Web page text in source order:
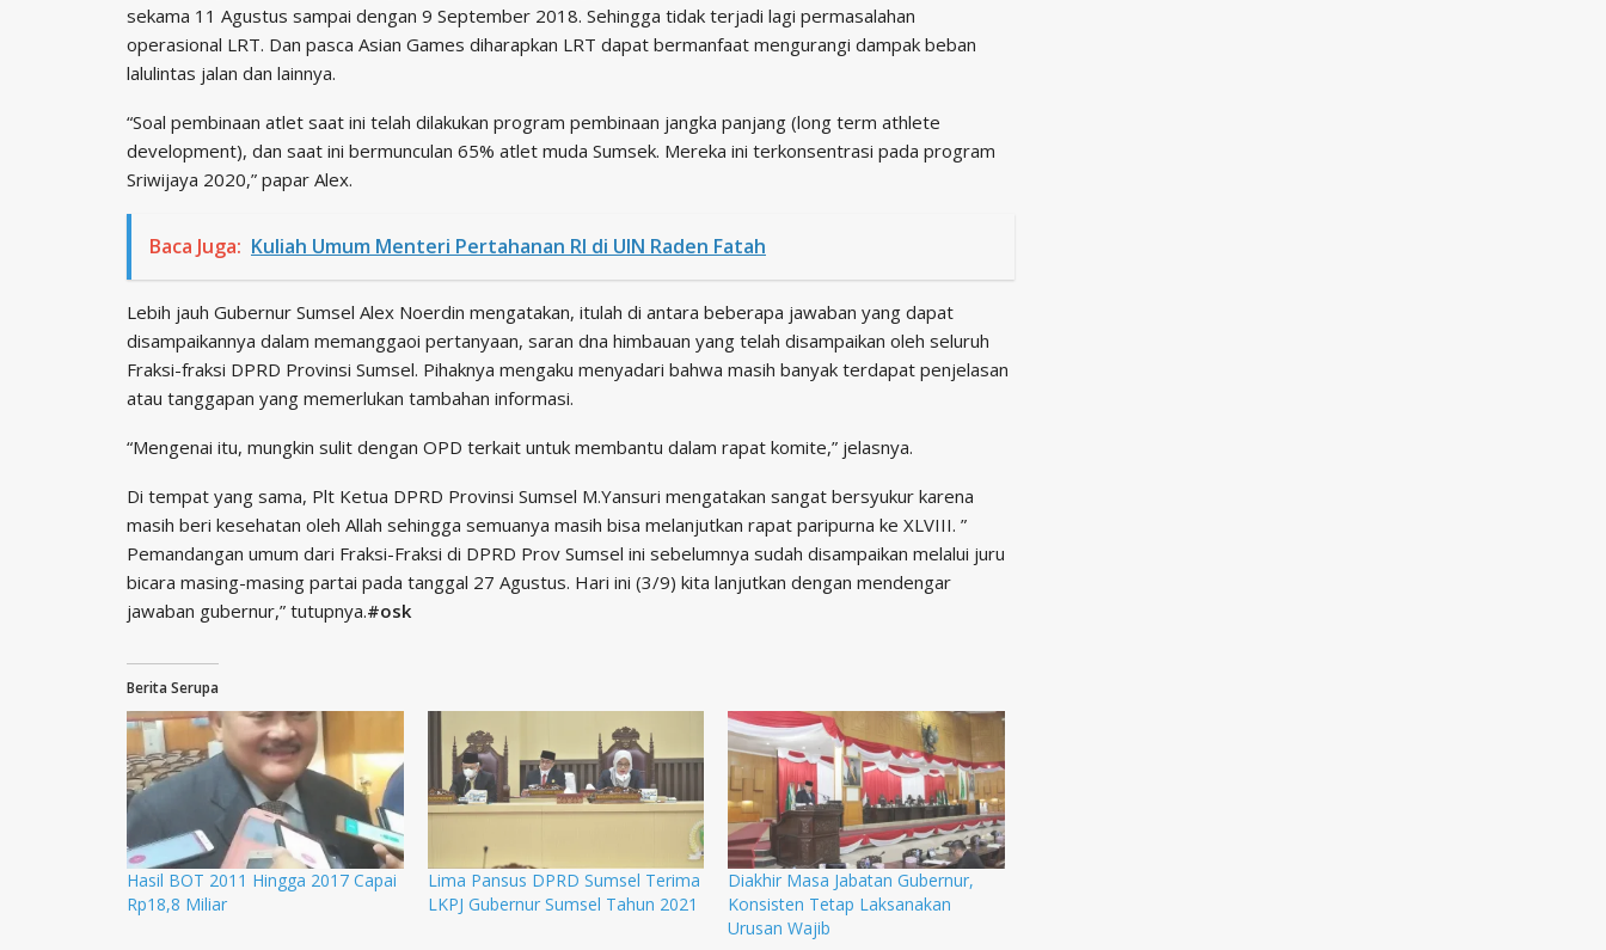
sekama 11 Agustus sampai dengan 9 September 2018. Sehingga tidak terjadi lagi permasalahan
operasional LRT. Dan pasca Asian Games diharapkan LRT dapat bermanfaat mengurangi dampak beban
lalulintas jalan dan lainnya.
“Soal pembinaan atlet saat ini telah dilakukan program pembinaan jangka panjang (long term athlete
development), dan saat ini bermunculan 65% atlet muda Sumsek. Mereka ini terkonsentrasi pada program
Sriwijaya 2020,” papar Alex.
Baca Juga: Kuliah Umum Menteri Pertahanan RI di UIN Raden Fatah
Lebih jauh Gubernur Sumsel Alex Noerdin mengatakan, itulah di antara beberapa jawaban yang dapat
disampaikannya dalam memanggaoi pertanyaan, saran dna himbauan yang telah disampaikan oleh seluruh
Fraksi-fraksi DPRD Provinsi Sumsel. Pihaknya mengaku menyadari bahwa masih banyak terdapat penjelasan
atau tanggapan yang memerlukan tambahan informasi.
“Mengenai itu, mungkin sulit dengan OPD terkait untuk membantu dalam rapat komite,” jelasnya.
Di tempat yang sama, Plt Ketua DPRD Provinsi Sumsel M.Yansuri mengatakan sangat bersyukur karena
masih beri kesehatan oleh Allah sehingga semuanya masih bisa melanjutkan rapat paripurna ke XLVIII. ”
Pemandangan umum dari Fraksi-Fraksi di DPRD Prov Sumsel ini sebelumnya sudah disampaikan melalui juru
bicara masing-masing partai pada tanggal 27 Agustus. Hari ini (3/9) kita lanjutkan dengan mendengar
jawaban gubernur,” tutupnya.#osk
Berita Serupa
Hasil BOT 2011 Hingga 2017 Capai
Rp18,8 Miliar
Lima Pansus DPRD Sumsel Terima
LKPJ Gubernur Sumsel Tahun 2021
Diakhir Masa Jabatan Gubernur,
Konsisten Tetap Laksanakan
Urusan Wajib